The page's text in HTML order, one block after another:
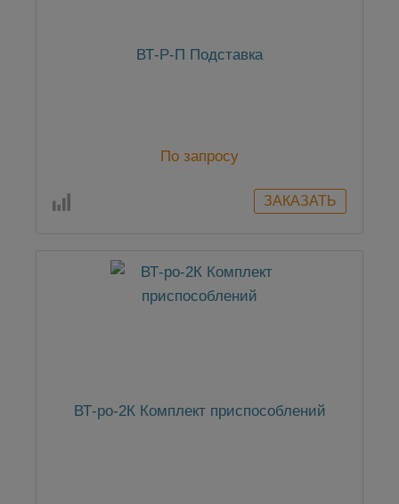
ВТ-Р-П Подставка
По запросу
ВТ-ро-2К Комплект приспособлений